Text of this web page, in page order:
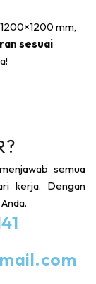
semua
kerja. Dengan
mm,
sesuai